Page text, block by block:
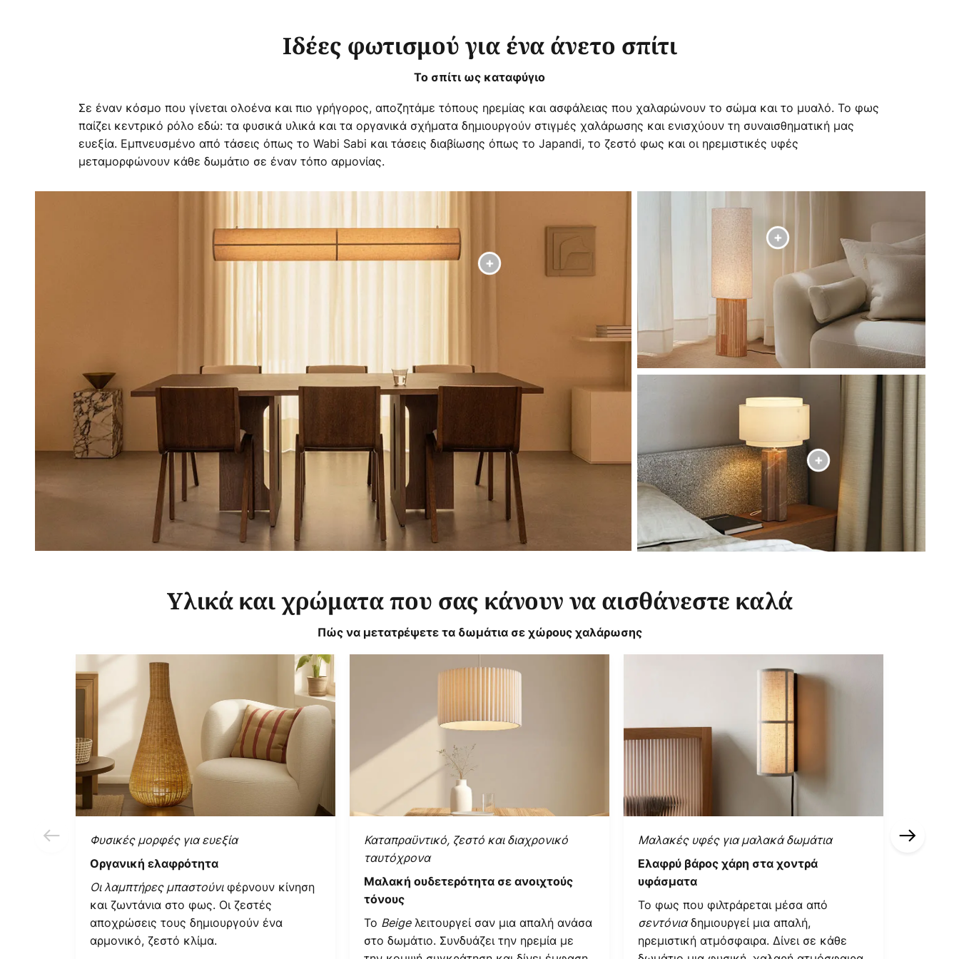
Ιδέες φωτισμού για ένα άνετο σπίτι
Το σπίτι ως καταφύγιο
Σε έναν κόσμο που γίνεται ολοένα και πιο γρήγορος, αποζητάμε τόπους ηρεμίας και ασφάλειας που χαλαρώνουν το σώμα και το μυαλό. Το φως
παίζει κεντρικό ρόλο εδώ: τα φυσικά υλικά και τα οργανικά σχήματα δημιουργούν στιγμές χαλάρωσης και ενισχύουν τη συναισθηματική μας
ευεξία. Εμπνευσμένο από τάσεις όπως το Wabi Sabi και τάσεις διαβίωσης όπως το Japandi, το ζεστό φως και οι ηρεμιστικές υφές
μεταμορφώνουν κάθε δωμάτιο σε έναν τόπο αρμονίας.
Υλικά και χρώματα που σας κάνουν να αισθάνεστε καλά
Πώς να μετατρέψετε τα δωμάτια σε χώρους χαλάρωσης
Φυσικές μορφές για ευεξία
Οργανική ελαφρότητα
Οι λαμπτήρες μπαστούνιφέρνουν κίνηση
και ζωντάνια στο φως. Οι ζεστές
αποχρώσεις τους δημιουργούν ένα
αρμονικό, ζεστό κλίμα.
Καταπραϋντικό, ζεστό και διαχρονικό
ταυτόχρονα
Μαλακή ουδετερότητα σε ανοιχτούς
τόνους
Το Beigeλειτουργεί σαν μια απαλή ανάσα
στο δωμάτιο. Συνδυάζει την ηρεμία με
Μαλακές υφές για μαλακά δωμάτια
Ελαφρύ βάρος χάρη στα χοντρά
υφάσματα
Το φως που φιλτράρεται μέσα από
σεντόνιαδημιουργεί μια απαλή,
ηρεμιστική ατμόσφαιρα. Δίνει σε κάθε